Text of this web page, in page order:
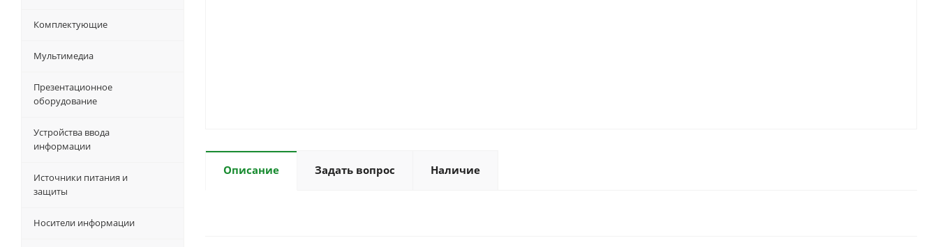
Описание Задать вопрос Наличие
Комплектующие
Мультимедиа
Презентационное
оборудование
Устройства ввода
информации
Источники питания и
защиты
Носители информации